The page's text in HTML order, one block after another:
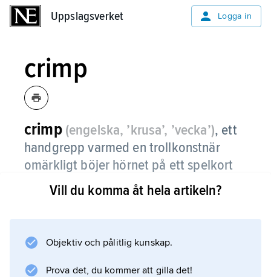
Uppslagsverket Logga in
crimp
crimp (engelska, ’krusa’, ’vecka’), ett
handgrepp varmed en trollkonstnär
omärkligt böjer hörnet på ett spelkort
för att senare kunna identifiera det.
Vill du komma åt hela artikeln?
Objektiv och pålitlig kunskap.
Prova det, du kommer att gilla det!